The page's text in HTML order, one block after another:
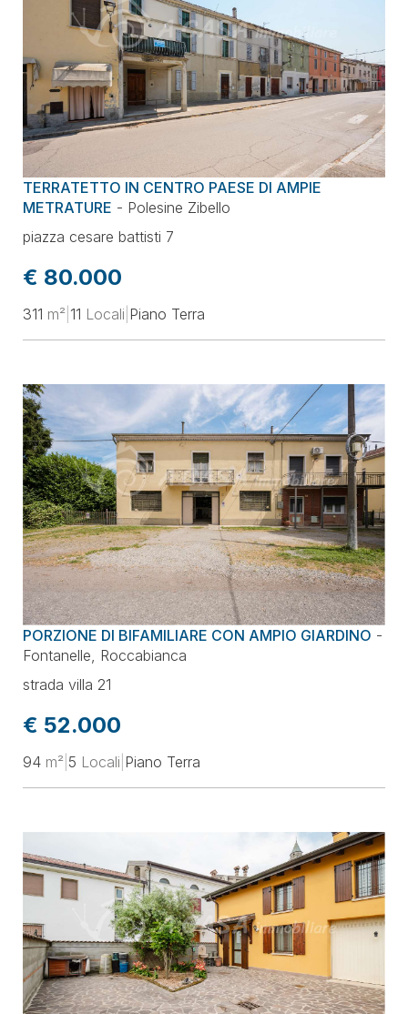
TERRATETTO IN CENTRO PAESE DI AMPIE
METRATURE - Polesine Zibello
piazza cesare battisti 7
€ 80.000
311 m² 11 Locali Piano Terra
PORZIONE DI BIFAMILIARE CON AMPIO GIARDINO -
Fontanelle, Roccabianca
strada villa 21
€ 52.000
94 m² 5 Locali Piano Terra